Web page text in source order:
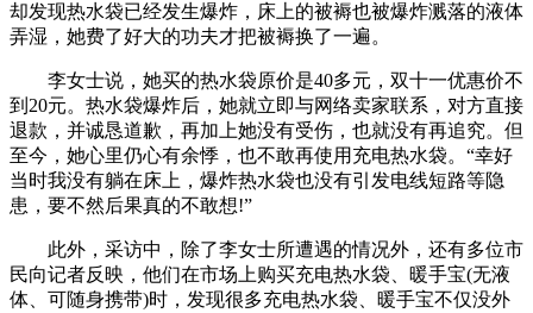
却发现热水袋已经发生爆炸，床上的被褥也被爆炸溅落的液体
弄湿，她费了好大的功夫才把被褥换了一遍。
李女士说，她买的热水袋原价是40多元，双十一优惠价不
到20元。热水袋爆炸后，她就立即与网络卖家联系，对方直接
退款，并诚恳道歉，再加上她没有受伤，也就没有再追究。但
至今，她心里仍心有余悸，也不敢再使用充电热水袋。“幸好
当时我没有躺在床上，爆炸热水袋也没有引发电线短路等隐
患，要不然后果真的不敢想!”
此外，采访中，除了李女士所遭遇的情况外，还有多位市
民向记者反映，他们在市场上购买充电热水袋、暖手宝(无液
体、可随身携带)时，发现很多充电热水袋、暖手宝不仅没外